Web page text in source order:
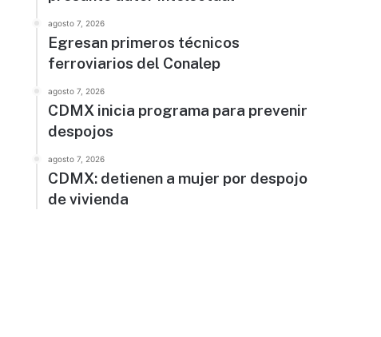
agosto 7, 2026
Egresan primeros técnicos
ferroviarios del Conalep
agosto 7, 2026
CDMX inicia programa para prevenir
despojos
agosto 7, 2026
CDMX: detienen a mujer por despojo
de vivienda